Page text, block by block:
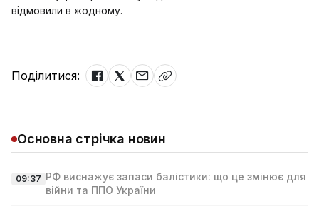
відмовили в жодному.
Поділитися:
Основна стрічка новин
09:37 РФ виснажує запаси балістики: що це змінює для
війни та ППО України